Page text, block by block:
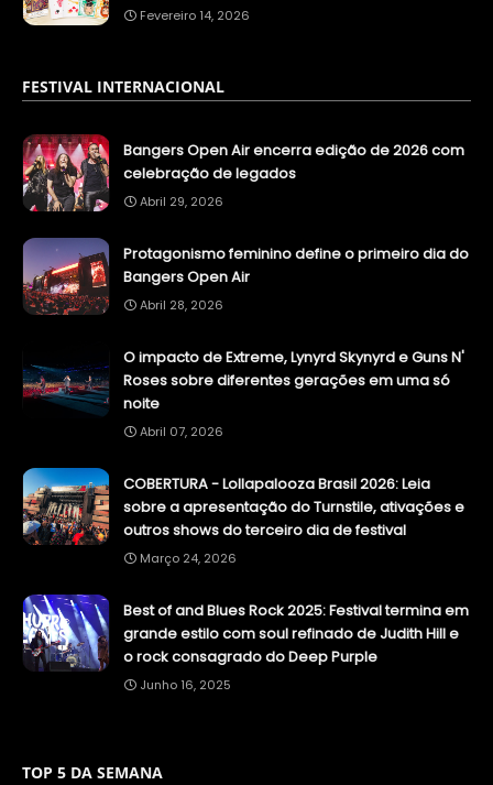
Fevereiro 14, 2026
FESTIVAL INTERNACIONAL
Bangers Open Air encerra edição de 2026 com
celebração de legados
Abril 29, 2026
Protagonismo feminino define o primeiro dia do
Bangers Open Air
Abril 28, 2026
O impacto de Extreme, Lynyrd Skynyrd e Guns N'
Roses sobre diferentes gerações em uma só
noite
Abril 07, 2026
COBERTURA - Lollapalooza Brasil 2026: Leia
sobre a apresentação do Turnstile, ativações e
outros shows do terceiro dia de festival
Março 24, 2026
Best of and Blues Rock 2025: Festival termina em
grande estilo com soul refinado de Judith Hill e
o rock consagrado do Deep Purple
Junho 16, 2025
TOP 5 DA SEMANA